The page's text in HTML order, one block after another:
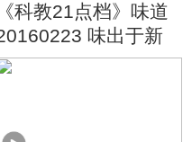
《科教21点档》味道
味出于新